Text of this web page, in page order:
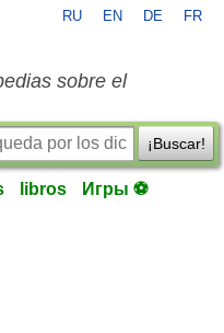
RU EN DE FR
sobre el
¡Buscar!
libros Игры ⚽